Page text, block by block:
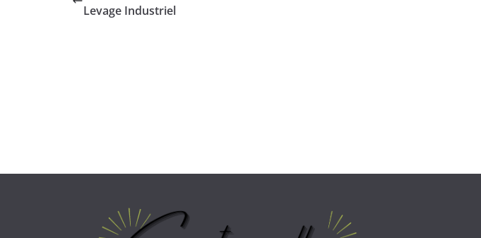
Levage Industriel